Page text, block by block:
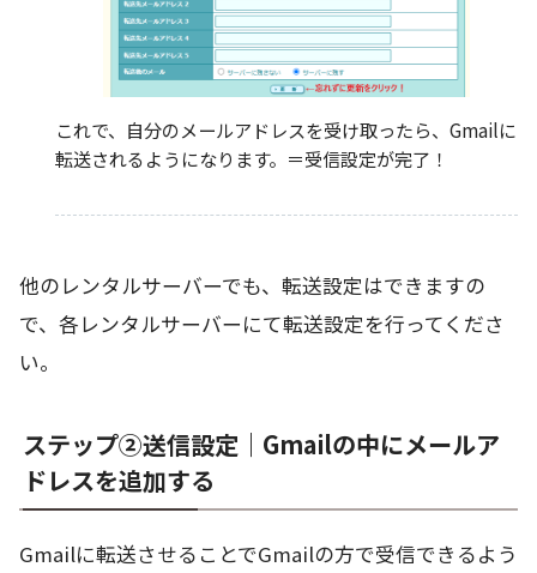
これで、自分のメールアドレスを受け取ったら、Gmailに
転送されるようになります。＝受信設定が完了！
他のレンタルサーバーでも、転送設定はできますの
で、各レンタルサーバーにて転送設定を行ってくださ
い。
ステップ②送信設定｜Gmailの中にメールア
ドレスを追加する
Gmailに転送させることでGmailの方で受信できるよう